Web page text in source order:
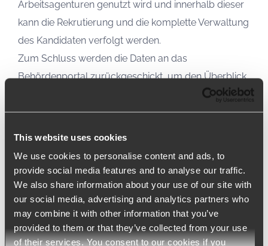
This website uses cookies
We use cookies to personalise content and ads, to
provide social media features and to analyse our traffic.
We also share information about your use of our site with
our social media, advertising and analytics partners who
may combine it with other information that you’ve
provided to them or that they’ve collected from your use
of their services. You consent to our cookies if you
Arbeitsagenturen genutzt wird und innerhalb dieser
kann die Rekrutierung und die komplette Verwaltung
des Kandidaten verfolgt werden.
Zum Schluss werden die Daten an das
Behördenportal zurückgeschickt, um den Überblick
Rekrutierungsprozess im Gesundheitswesen zu
“Wir freuen uns sehr, dass wir einen Beitrag zu dieser
massiven Impfkampagne leisten konnten, die
ihresgleichen in der Geschichte der Menschheit sucht”,
sagt Gabriele Molteni, CEO von Arca24.